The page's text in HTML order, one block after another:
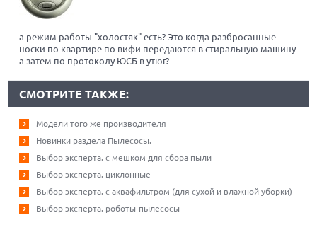
а режим работы "холостяк" есть? Это когда разбросанные
носки по квартире по вифи передаются в стиральную машину
а затем по протоколу ЮСБ в утюг?
СМОТРИТЕ ТАКЖЕ:
Модели того же производителя
Новинки раздела Пылесосы.
Выбор эксперта. с мешком для сбора пыли
Выбор эксперта. циклонные
Выбор эксперта. с аквафильтром (для сухой и влажной уборки)
Выбор эксперта. роботы-пылесосы